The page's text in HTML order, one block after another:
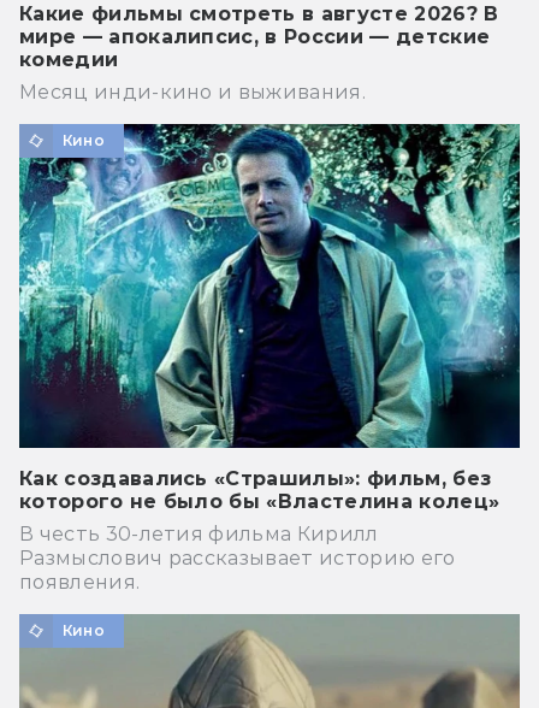
Какие фильмы смотреть в августе 2026? В
мире — апокалипсис, в России — детские
комедии
Месяц инди-кино и выживания.
Кино
Как создавались «Страшилы»: фильм, без
которого не было бы «Властелина колец»
В честь 30-летия фильма Кирилл
Размыслович рассказывает историю его
появления.
Кино